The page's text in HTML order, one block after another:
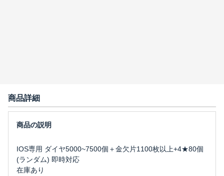
商品詳細
IOS専用 ダイヤ5000~7500個＋金欠片1100枚以上+4★80個
(ランダム) 即時対応
在庫あり